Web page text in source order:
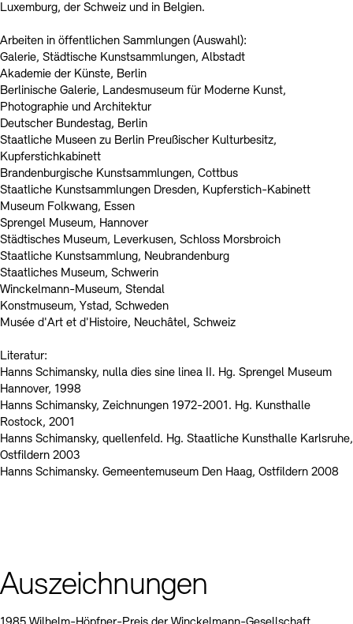
Luxemburg, der Schweiz und in Belgien.
Arbeiten in öffentlichen Sammlungen (Auswahl):
Galerie, Städtische Kunstsammlungen, Albstadt
Akademie der Künste, Berlin
Berlinische Galerie, Landesmuseum für Moderne Kunst,
Photographie und Architektur
Deutscher Bundestag, Berlin
Staatliche Museen zu Berlin Preußischer Kulturbesitz,
Kupferstichkabinett
Brandenburgische Kunstsammlungen, Cottbus
Staatliche Kunstsammlungen Dresden, Kupferstich-Kabinett
Museum Folkwang, Essen
Sprengel Museum, Hannover
Städtisches Museum, Leverkusen, Schloss Morsbroich
Staatliche Kunstsammlung, Neubrandenburg
Staatliches Museum, Schwerin
Winckelmann-Museum, Stendal
Konstmuseum, Ystad, Schweden
Musée d'Art et d'Histoire, Neuchâtel, Schweiz
Literatur:
Hanns Schimansky, nulla dies sine linea II. Hg. Sprengel Museum
Hannover, 1998
Hanns Schimansky, Zeichnungen 1972-2001. Hg. Kunsthalle
Rostock, 2001
Hanns Schimansky, quellenfeld. Hg. Staatliche Kunsthalle Karlsruhe,
Ostfildern 2003
Hanns Schimansky. Gemeentemuseum Den Haag, Ostfildern 2008
Auszeichnungen